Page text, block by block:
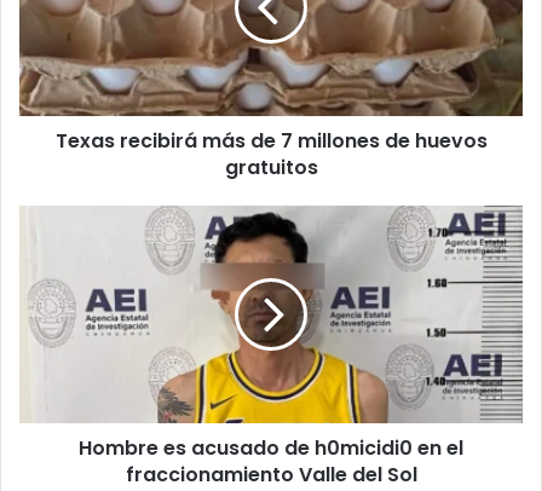
7
millones
de
huevos
gratuitos
Texas recibirá más de 7 millones de huevos
gratuitos
de
h0micidi0
en
Valle
Hombre es acusado de h0micidi0 en el
fraccionamiento Valle del Sol